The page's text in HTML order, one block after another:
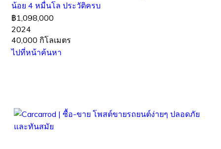
น้อย 4 หมื่นโล ประวัติครบ
฿1,098,000
2024
40,000 กิโลเมตร
ไปที่หน้าค้นหา